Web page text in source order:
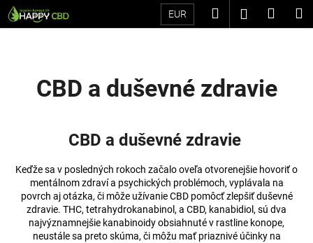
Prejsť
na
EUR Hľadať
CBD a duševné zdravie
CBD a duševné zdravie
Keďže sa v posledných rokoch začalo oveľa otvorenejšie hovoriť o
mentálnom zdraví a psychických problémoch, vyplávala na
povrch aj otázka, či môže užívanie CBD pomôcť zlepšiť duševné
zdravie. THC, tetrahydrokanabinol, a CBD, kanabidiol, sú dva
najvýznamnejšie kanabinoidy obsiahnuté v rastline konope,
neustále sa preto skúma, či môžu mať priaznivé účinky na
K
o
r
b